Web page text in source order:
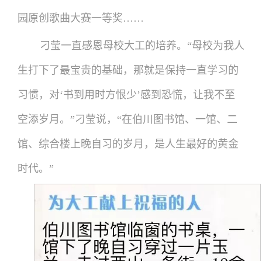
园原创歌曲大赛一等奖……
刁莹一直感恩母校大工的培养。“母校为我人
生打下了最宝贵的基础，那就是保持一直学习的
习惯，对‘书到用时方恨少’感到恐慌，让我不至
空添岁月。”刁莹说，“在伯川图书馆、一馆、二
馆、综合楼上晚自习的岁月，是人生最好的黄金
时代。”